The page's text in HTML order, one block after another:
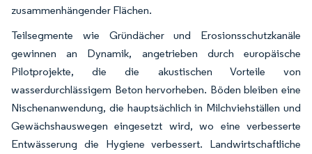
zusammenhängender Flächen.
Teilsegmente wie Gründächer und Erosionsschutzkanäle
gewinnen an Dynamik, angetrieben durch europäische
Pilotprojekte, die die akustischen Vorteile von
wasserdurchlässigem Beton hervorheben. Böden bleiben eine
Nischenanwendung, die hauptsächlich in Milchviehställen und
Gewächshauswegen eingesetzt wird, wo eine verbesserte
Entwässerung die Hygiene verbessert. Landwirtschaftliche